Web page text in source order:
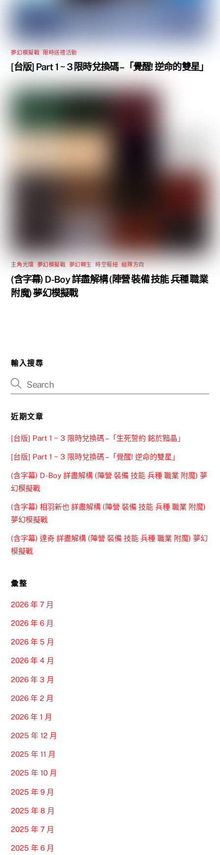
夢幻模擬戰 限時送禮活動
[台版] Part 1 ~ 3 限時兌換碼 –「覺醒! 逆命的雙星」
主角光環 夢幻模擬戰 夢幻轉生 時空樞紐 ,組隊方向
(含字幕) D-Boy 詳盡解構 (陣營 裝備 技能 兵種 職業
附魔) 夢幻模擬戰
輸入搜尋
近期文章
[台版] Part 1 ~ 3 限時兌換碼 –「生死誓約 銘於黯晶」
[台版] Part 1 ~ 3 限時兌換碼 –「覺醒! 逆命的雙星」
(含字幕) D-Boy 詳盡解構 (陣營 裝備 技能 兵種 職業 附魔) 夢
幻模擬戰
(含字幕) 相羽新也 詳盡解構 (陣營 裝備 技能 兵種 職業 附魔)
夢幻模擬戰
(含字幕) 達奇 詳盡解構 (陣營 裝備 技能 兵種 職業 附魔) 夢幻
模擬戰
彙整
2026 年 7 月
2026 年 6 月
2026 年 5 月
2026 年 4 月
2026 年 3 月
2026 年 2 月
2026 年 1 月
2025 年 12 月
2025 年 11 月
2025 年 10 月
2025 年 9 月
2025 年 8 月
2025 年 7 月
2025 年 6 月